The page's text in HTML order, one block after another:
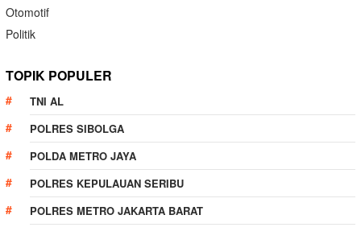
Otomotif
Politik
TOPIK POPULER
TNI AL
POLRES SIBOLGA
POLDA METRO JAYA
POLRES KEPULAUAN SERIBU
POLRES METRO JAKARTA BARAT